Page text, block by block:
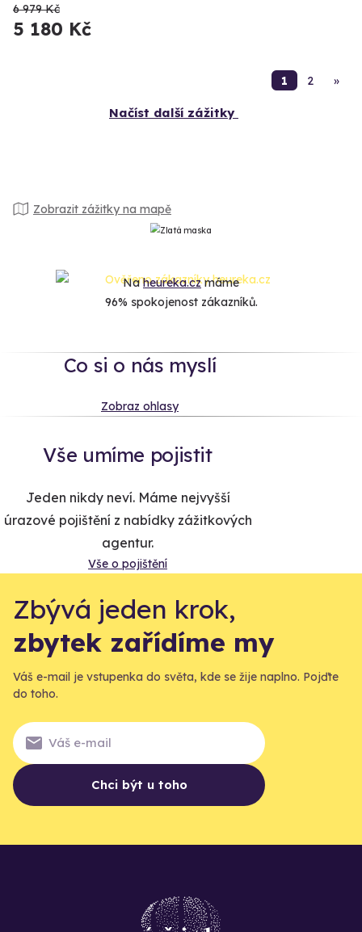
6 979 Kč
5 180 Kč
1 2 »
Načíst další zážitky
Zobrazit zážitky na mapě
Naheureka.czmáme
96% spokojenost zákazníků.
Co si o nás myslí
Zobraz ohlasy
Vše umíme pojistit
Jeden nikdy neví. Máme nejvyšší
úrazové pojištění z nabídky zážitkových
agentur.
Vše o pojištění
Zbývá jeden krok,
zbytek zařídíme my
Váš e-mail je vstupenka do světa, kde se žije naplno. Pojďte
do toho.
Chci být u toho